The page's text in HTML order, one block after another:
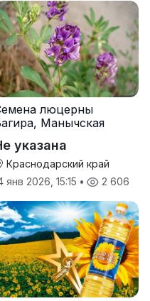
люцерны
Манычская
указана
Краснодарский край
янв 2026, 15:15 • 2 606